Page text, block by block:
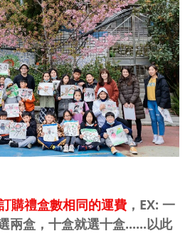
購禮盒數相同的運費 ，EX: 一
兩盒，十盒就選十盒......以此